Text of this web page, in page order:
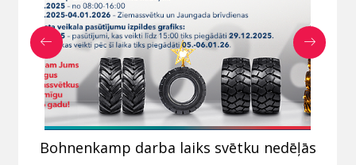
Bohnenkamp darba laiks svētku nedēļās